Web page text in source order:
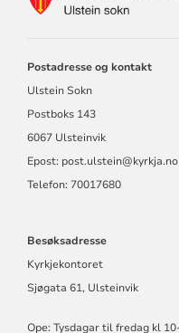
Postadresse og kontakt
Ulstein Sokn
Postboks 143
6067 Ulsteinvik
Epost: post.ulstein@kyrkja.no
Telefon: 70017680
Besøksadresse
Kyrkjekontoret
Sjøgata 61, Ulsteinvik
Ope: Tysdagar til fredag kl